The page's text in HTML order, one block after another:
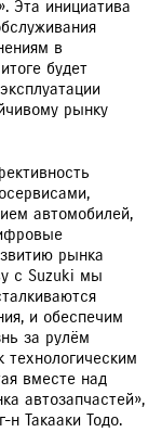
Эта инициатива
в
будет
рынку
автомобилей,
рынка
с Suzuki мы
и обеспечим
за рулём
вместе над
автозапчастей»,
Такааки Тодо.